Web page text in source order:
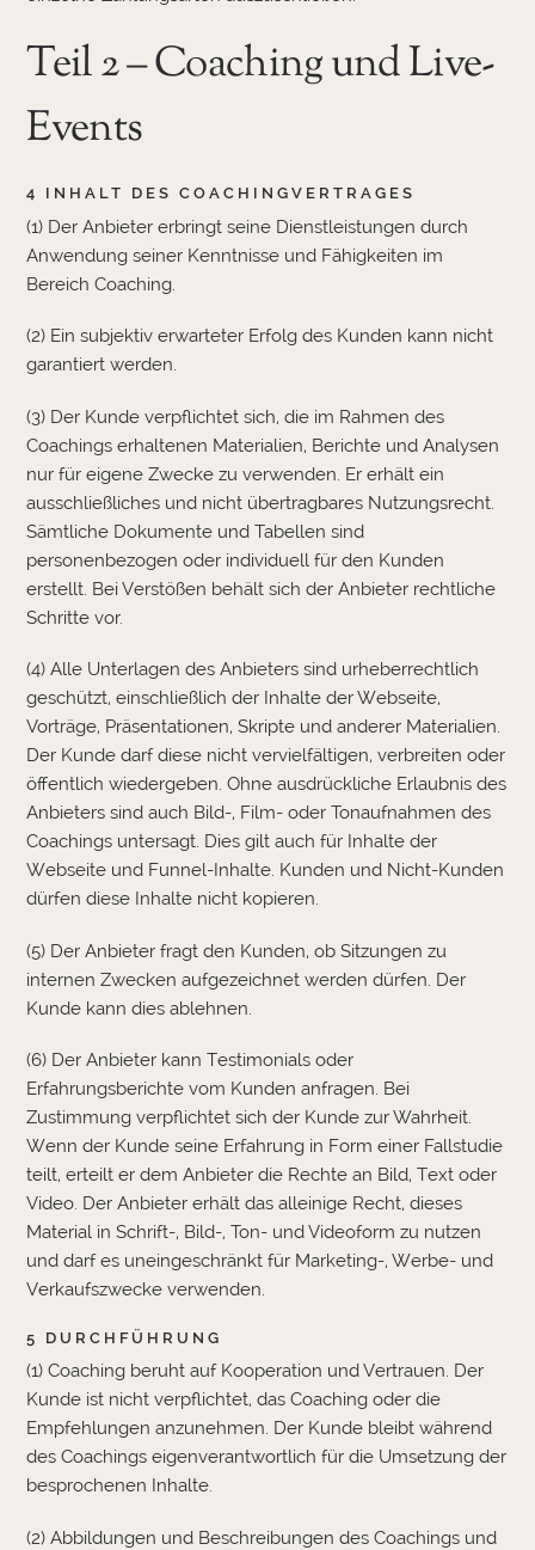
Teil 2 – Coaching und Live-
Events
4 INHALT DES COACHINGVERTRAGES
(1) Der Anbieter erbringt seine Dienstleistungen durch
Anwendung seiner Kenntnisse und Fähigkeiten im
Bereich Coaching.
(2) Ein subjektiv erwarteter Erfolg des Kunden kann nicht
garantiert werden.
(3) Der Kunde verpflichtet sich, die im Rahmen des
Coachings erhaltenen Materialien, Berichte und Analysen
nur für eigene Zwecke zu verwenden. Er erhält ein
ausschließliches und nicht übertragbares Nutzungsrecht.
Sämtliche Dokumente und Tabellen sind
personenbezogen oder individuell für den Kunden
erstellt. Bei Verstößen behält sich der Anbieter rechtliche
Schritte vor.
(4) Alle Unterlagen des Anbieters sind urheberrechtlich
geschützt, einschließlich der Inhalte der Webseite,
Vorträge, Präsentationen, Skripte und anderer Materialien.
Der Kunde darf diese nicht vervielfältigen, verbreiten oder
öffentlich wiedergeben. Ohne ausdrückliche Erlaubnis des
Anbieters sind auch Bild-, Film- oder Tonaufnahmen des
Coachings untersagt. Dies gilt auch für Inhalte der
Webseite und Funnel-Inhalte. Kunden und Nicht-Kunden
dürfen diese Inhalte nicht kopieren.
(5) Der Anbieter fragt den Kunden, ob Sitzungen zu
internen Zwecken aufgezeichnet werden dürfen. Der
Kunde kann dies ablehnen.
(6) Der Anbieter kann Testimonials oder
Erfahrungsberichte vom Kunden anfragen. Bei
Zustimmung verpflichtet sich der Kunde zur Wahrheit.
Wenn der Kunde seine Erfahrung in Form einer Fallstudie
teilt, erteilt er dem Anbieter die Rechte an Bild, Text oder
Video. Der Anbieter erhält das alleinige Recht, dieses
Material in Schrift-, Bild-, Ton- und Videoform zu nutzen
und darf es uneingeschränkt für Marketing-, Werbe- und
Verkaufszwecke verwenden.
5 DURCHFÜHRUNG
(1) Coaching beruht auf Kooperation und Vertrauen. Der
Kunde ist nicht verpflichtet, das Coaching oder die
Empfehlungen anzunehmen. Der Kunde bleibt während
des Coachings eigenverantwortlich für die Umsetzung der
besprochenen Inhalte.
(2) Abbildungen und Beschreibungen des Coachings und